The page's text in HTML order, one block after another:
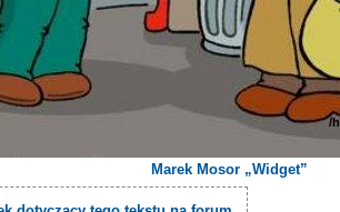
Marek Mosor „Widget”
/